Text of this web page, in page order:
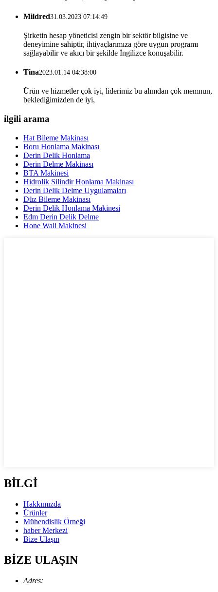
Mildred31.03.2023 07:14:49
Şirketin hesap yöneticisi zengin bir sektör bilgisine ve
deneyimine sahiptir, ihtiyaçlarımıza göre uygun programı
sağlayabilir ve akıcı bir şekilde İngilizce konuşabilir.
Tina2023.01.14 04:38:00
Ürün ve hizmetler çok iyi, liderimiz bu alımdan çok memnun,
beklediğimizden de iyi,
ilgili arama
Hat Bileme Makinası
Boru Honlama Makinası
Derin Delik Honlama
Derin Delme Makinası
BTA Makinesi
Hidrolik Silindir Honlama Makinası
Derin Delik Delme Uygulamaları
Düz Bileme Makinası
Derin Delik Honlama Makinesi
Edm Derin Delik Delme
Hone Wali Makinesi
BİLGİ
Hakkımızda
Ürünler
Mühendislik Örneği
haber Merkezi
Bize Ulaşın
BİZE ULAŞIN
Adres: